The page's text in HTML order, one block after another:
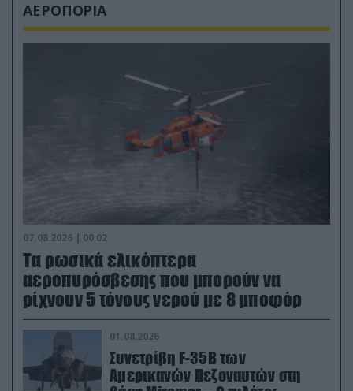
ΑΕΡΟΠΟΡΙΑ
07.08.2026 | 00:02
Τα ρωσικά ελικόπτερα
αεροπυρόσβεσης που μπορούν να
ρίχνουν 5 τόνους νερού με 8 μποφόρ
01.08.2026
Συνετρίβη F-35B των
Αμερικανών Πεζοναυτών στη